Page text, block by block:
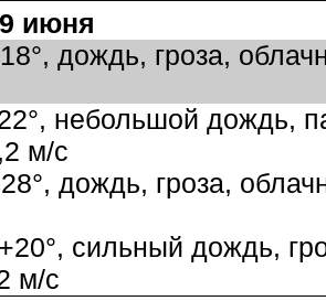
июня
дождь, гроза,
небольшой дождь,
м/с
дождь, гроза,
сильный дождь,
м/с